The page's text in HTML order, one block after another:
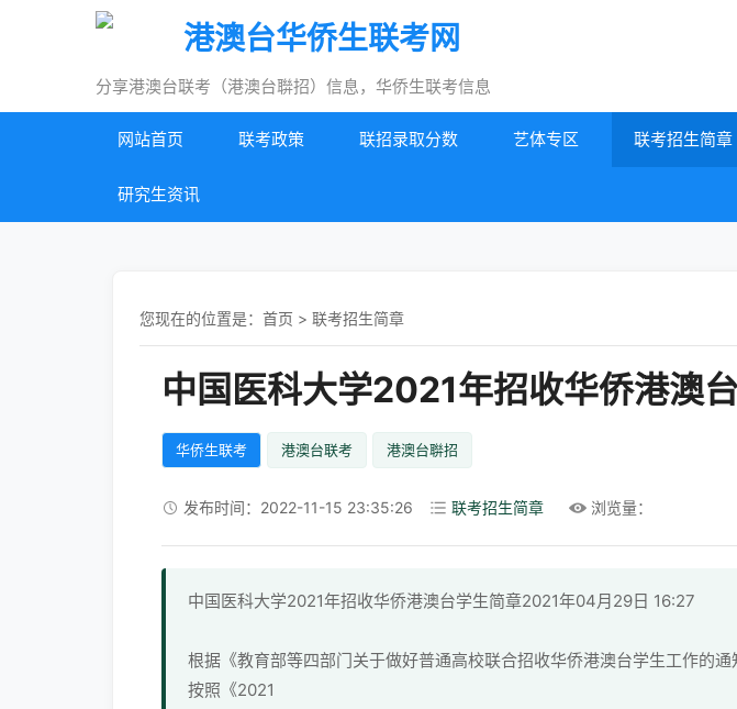
港澳台华侨生联考网
分享港澳台联考（港澳台聨招）信息，华侨生联考信息
网站首页 联考政策 联招录取分数 艺体专区 联考招生简章
研究生资讯
您现在的位置是： 首页 > 联考招生简章
中国医科大学2021年招收华侨港澳
华侨生联考 港澳台联考 港澳台聨招
发布时间：2022-11-15 23:35:26 联考招生简章 浏览量：
中国医科大学2021年招收华侨港澳台学生简章2021年04月29日 16:27
根据《教育部等四部门关于做好普通高校联合招收华侨港澳台学生工作的
按照《2021